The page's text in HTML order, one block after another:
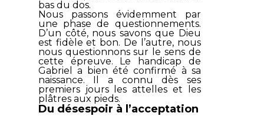
bas du dos.
Nous passons évidemment par
une phase de questionnements.
D’un côté, nous savons que Dieu
est fidèle et bon. De l’autre, nous
nous questionnons sur le sens de
cette épreuve. Le handicap de
Gabriel a bien été confirmé à sa
naissance. Il a connu dès ses
premiers jours les attelles et les
plâtres aux pieds.
Du désespoir à l’acceptation